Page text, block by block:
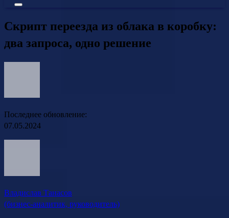
Скрипт переезда из облака в коробку:
два запроса, одно решение
Последнее обновление:
07.05.2024
Владислав Танасов
(бизнес-аналитик, руководитель)